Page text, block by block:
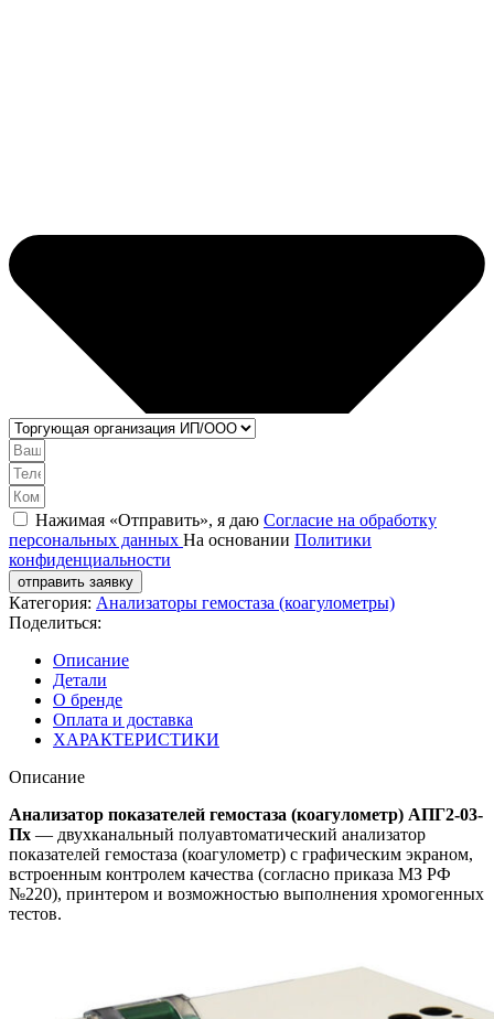
Нажимая «Отправить», я даю Согласие на обработку
персональных данных На основании Политики
конфиденциальности
отправить заявку
Категория: Анализаторы гемостаза (коагулометры)
Поделиться:
Описание
Детали
О бренде
Оплата и доставка
ХАРАКТЕРИСТИКИ
Описание
Анализатор показателей гемостаза (коагулометр) АПГ2-03-
Пх — двухканальный полуавтоматический анализатор
показателей гемостаза (коагулометр) с графическим экраном,
встроенным контролем качества (согласно приказа МЗ РФ
№220), принтером и возможностью выполнения хромогенных
тестов.